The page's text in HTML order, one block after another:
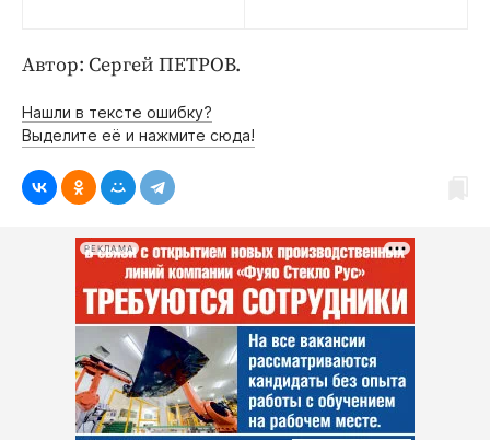
Автор: Сергей ПЕТРОВ.
Нашли в тексте ошибку?
Выделите её и нажмите сюда!
РЕКЛАМА